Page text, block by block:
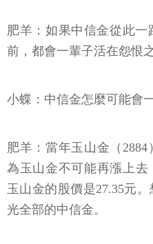
肥羊：如果中信金從此一
前，都會一輩子活在怨恨之
小蝶：中信金怎麼可能會
肥羊：當年玉山金（
為玉山金不可能再漲上去
玉山金的股價是27.35元
光全部的中信金。